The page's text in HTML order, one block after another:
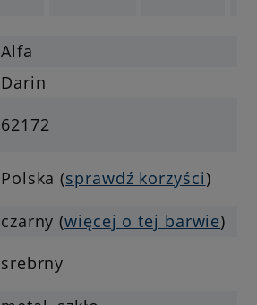
Alfa
Darin
62172
Polska (sprawdź korzyści)
czarny (więcej o tej barwie)
srebrny